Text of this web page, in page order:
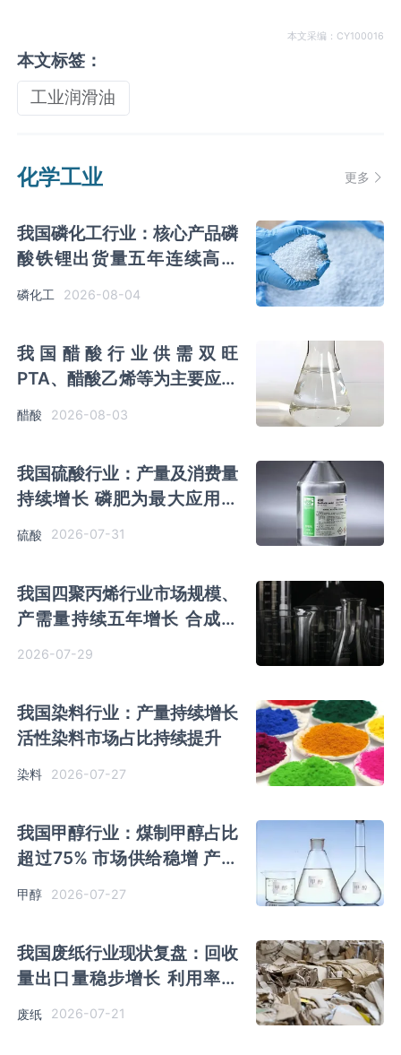
本文采编：CY100016
本文标签：
工业润滑油
化学工业 更多
我国磷化工行业：核心产品磷
酸铁锂出货量五年连续高增
龙头扎堆鄂滇黔桂
磷化工 2026-08-04
我国醋酸行业供需双旺
PTA、醋酸乙烯等为主要应用
领域
醋酸 2026-08-03
我国硫酸行业：产量及消费量
持续增长 磷肥为最大应用领
硫酸 2026-07-31
我国四聚丙烯行业市场规模、
产需量持续五年增长 合成二
2026-07-29
我国染料行业：产量持续增长
活性染料市场占比持续提升
染料 2026-07-27
我国甲醇行业：煤制甲醇占比
超过75% 市场供给稳增 产量
提速增长
甲醇 2026-07-27
我国废纸行业现状复盘：回收
量出口量稳步增长 利用率持
续下降 进口规模收缩
废纸 2026-07-21